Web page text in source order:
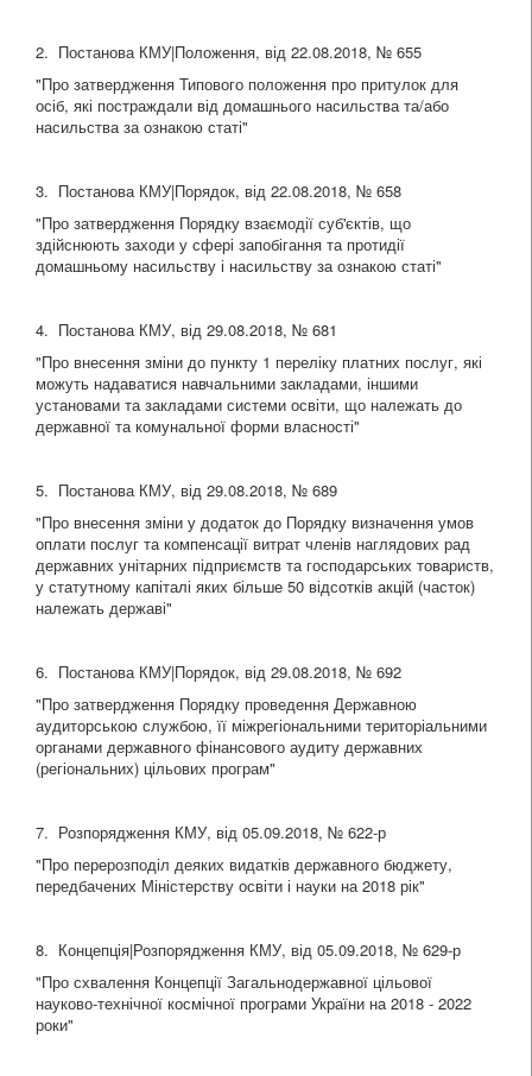
2. Постанова КМУ|Положення, від 22.08.2018, № 655
"Про затвердження Типового положення про притулок для
осіб, які постраждали від домашнього насильства та/або
насильства за ознакою статі"
3. Постанова КМУ|Порядок, від 22.08.2018, № 658
"Про затвердження Порядку взаємодії суб'єктів, що
здійснюють заходи у сфері запобігання та протидії
домашньому насильству і насильству за ознакою статі"
4. Постанова КМУ, від 29.08.2018, № 681
"Про внесення зміни до пункту 1 переліку платних послуг, які
можуть надаватися навчальними закладами, іншими
установами та закладами системи освіти, що належать до
державної та комунальної форми власності"
5. Постанова КМУ, від 29.08.2018, № 689
"Про внесення зміни у додаток до Порядку визначення умов
оплати послуг та компенсації витрат членів наглядових рад
державних унітарних підприємств та господарських товариств,
у статутному капіталі яких більше 50 відсотків акцій (часток)
належать державі"
6. Постанова КМУ|Порядок, від 29.08.2018, № 692
"Про затвердження Порядку проведення Державною
аудиторською службою, її міжрегіональними територіальними
органами державного фінансового аудиту державних
(регіональних) цільових програм"
7. Розпорядження КМУ, від 05.09.2018, № 622-р
"Про перерозподіл деяких видатків державного бюджету,
передбачених Міністерству освіти і науки на 2018 рік"
8. Концепція|Розпорядження КМУ, від 05.09.2018, № 629-р
"Про схвалення Концепції Загальнодержавної цільової
науково-технічної космічної програми України на 2018 - 2022
роки"